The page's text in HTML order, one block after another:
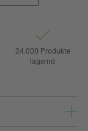
24.000 Produkte
lagernd